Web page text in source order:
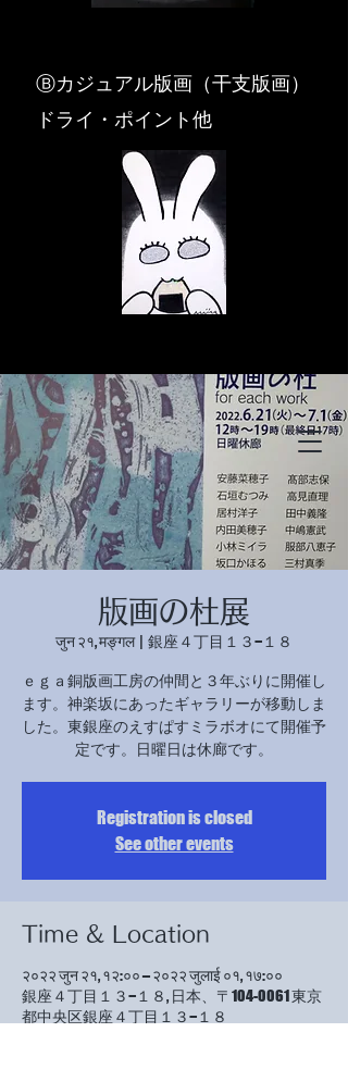
​Ⓑカジュアル版画（干支版画）
ドライ・ポイント他
© Copyright
© Copyright
版画の杜展
जुन २१, मङ्गल
  |
銀座４丁目１３−１８
ｅｇａ銅版画工房の仲間と３年ぶりに開催し
ます。神楽坂にあったギャラリーが移動しま
した。東銀座のえすぱすミラボオにて開催予
定です。日曜日は休廊です。
Registration is closed
See other events
Time & Location
२०२२ जुन २१, १२:०० – २०२२ जुलाई ०१, १७:००
銀座４丁目１３−１８, 日本、〒104-0061 東京
都中央区銀座４丁目１３−１８